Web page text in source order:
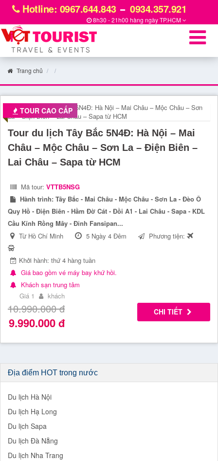
Hotline: 0967.644.843 0934.357.921
8h30 - 21h00 hàng ngàyTP.HCM
Trang chủ
TOUR CAO CẤP
Tour du lịch Tây Bắc 5N4Đ: Hà Nội – Mai
Châu – Mộc Châu – Sơn La – Điện Biên –
Lai Châu – Sapa từ HCM
Mã tour: VTTB5NSG
Hành trình: Tây Bắc - Mai Châu - Mộc Châu - Sơn La - Đèo Ô
Quy Hồ - Điện Biên - Hầm Đờ Cát - Đồi A1 - Lai Châu - Sapa - KDL
Cầu Kính Rồng Mây - Đỉnh Fansipan...
Từ Hồ Chí Minh
5 Ngày 4 Đêm Phương tiện:
Khởi hành: thứ 4 hàng tuần
Giá bao gồm vé máy bay khứ hồi.
Khách sạn trung tâm
Giá 1
khách
10.990.000đ
9.990.000đ
CHI TIẾT
Địa điểm HOT trong nước
Du lịch Hà Nội
Du lịch Hạ Long
Du lịch Sapa
Du lịch Đà Nẵng
Du lịch Nha Trang